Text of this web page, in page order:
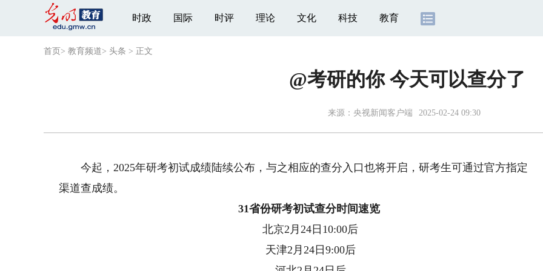
时政 国际 时评 理论 文化 科技 教育
首页 > 教育频道> 头条 > 正文
@考研的你 今天可以查分了
来源： 央视新闻客户端 2025-02-24 09:30
今起，2025年研考初试成绩陆续公布，与之相应的查分入口也将开启，研考生可通过官方指定
渠道查成绩。
31省份研考初试查分时间速览
北京2月24日10:00后
天津2月24日9:00后